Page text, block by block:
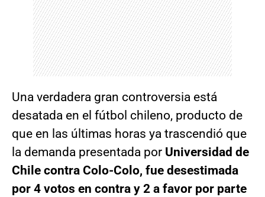
Una verdadera gran controversia está
desatada en el fútbol chileno, producto de
que en las últimas horas ya trascendió que
la demanda presentada por Universidad de
Chile contra Colo-Colo, fue desestimada
por 4 votos en contra y 2 a favor por parte